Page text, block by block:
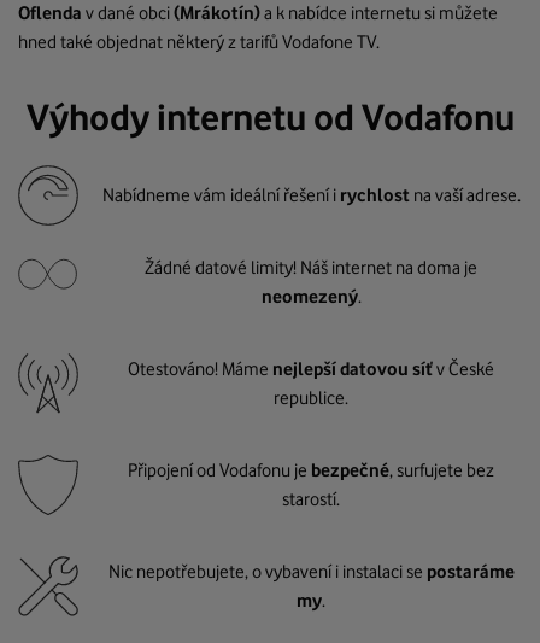
Oflenda v dané obci(Mrákotín)a k nabídce internetu si můžete
hned také objednat některý z tarifů Vodafone TV.
Výhody internetu od Vodafonu
Nabídneme vám ideální řešení i rychlost na vaší adrese.
Žádné datové limity! Náš internet na doma je
neomezený.
Otestováno! Máme nejlepší datovou síťv České
republice.
Připojení od Vodafonu je bezpečné, surfujete bez
starostí.
Nic nepotřebujete, o vybavení i instalaci se postaráme
my.